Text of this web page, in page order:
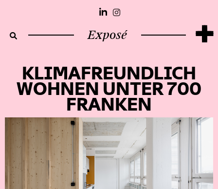
Exposé +
KLIMAFREUNDLICH
WOHNEN UNTER 700
FRANKEN